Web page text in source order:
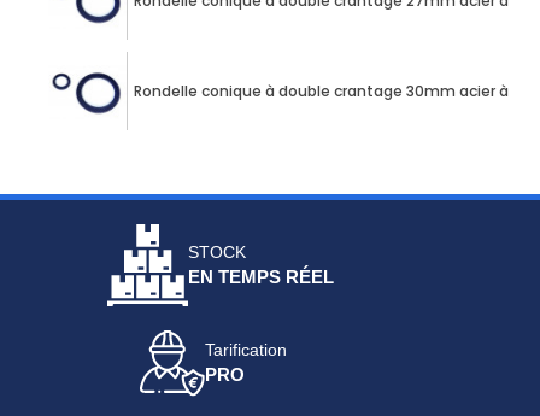
Rondelle conique à double crantage 30mm acier à
STOCK
EN TEMPS RÉEL
Tarification
PRO